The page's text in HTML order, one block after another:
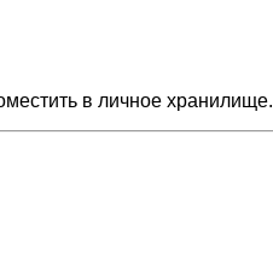
в личное хранилище.